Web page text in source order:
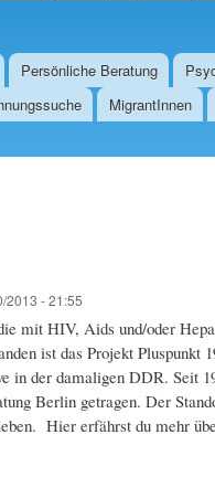
Persönliche Beratung
MigrantInnen
2013 - 21:55
mit HIV, Aids und/oder
ist das Projekt Pluspunkt
in der damaligen DDR. Seit
Berlin getragen. Der
Hier erfährst du mehr